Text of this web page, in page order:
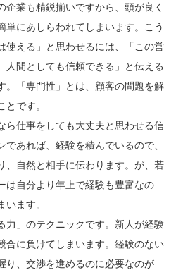
企業も精鋭揃いですから、頭が良く
単にあしらわれてしまいます。こう
使える」と思わせるには、「この営
人間としても信頼できる」と伝える
。「専門性」とは、顧客の問題を解
です。
ら仕事をしても大丈夫と思わせる信
あれば、経験を積んでいるので、
、自然と相手に伝わります。が、若
は自分より年上で経験も豊富なの
ます。
力」のテクニックです。新人が経験
合に負けてしまいます。経験のない
り、交渉を進めるのに必要なのが